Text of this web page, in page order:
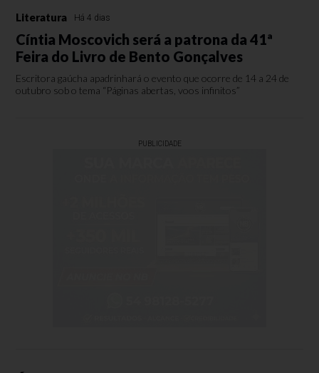
Literatura Há 4 dias
Cíntia Moscovich será a patrona da 41ª
Feira do Livro de Bento Gonçalves
Escritora gaúcha apadrinhará o evento que ocorre de 14 a 24 de
outubro sob o tema “Páginas abertas, voos infinitos”
PUBLICIDADE